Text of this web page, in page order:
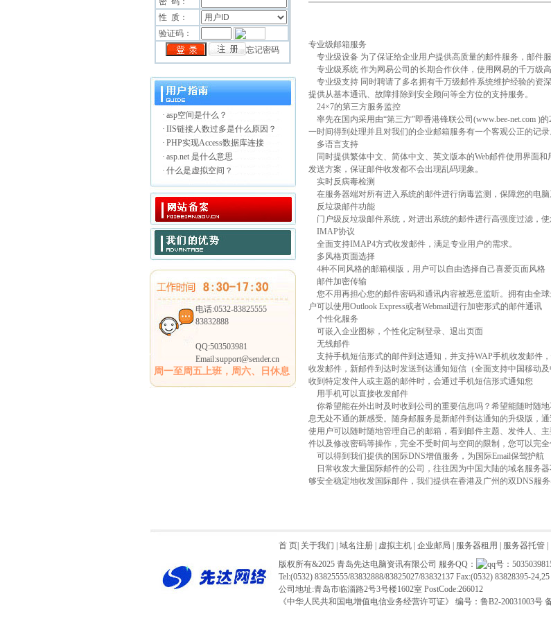
性 质：
验证码：
忘记密码
· asp空间是什么？
· IIS链接人数过多是什么原因？
· PHP实现Access数据库连接
· asp.net 是什么意思
· 什么是虚拟空间？
电话:0532-83825555
83832888
QQ:503503981
Email:support@sender.cn
周一至周五上班，周六、日休息
专业级邮箱服务
专业级设备 为了保证给企业用户提供高质量的邮件服务，邮件
专业级系统 作为网易公司的长期合作伙伴，使用网易的千万级高
专业级支持 同时聘请了多名拥有千万级邮件系统维护经验的资
提供从基本通讯、故障排除到安全顾问等全方位的支持服务。
24×7的第三方服务监控
率先在国内采用由“第三方”即香港锋联公司(www.bee-net.com )
一时间得到处理并且对我们的企业邮箱服务有一个客观公正的记录
多语言支持
同时提供繁体中文、简体中文、英文版本的Web邮件使用界面
发送方案，保证邮件收发都不会出现乱码现象。
实时反病毒检测
在服务器端对所有进入系统的邮件进行病毒监测，保障您的电脑
反垃圾邮件功能
门户级反垃圾邮件系统，对进出系统的邮件进行高强度过滤，使
IMAP协议
全面支持IMAP4方式收发邮件，满足专业用户的需求。
多风格页面选择
4种不同风格的邮箱模版，用户可以自由选择自己喜爱页面风格
邮件加密传输
您不用再担心您的邮件密码和通讯内容被恶意监听。拥有由全
户可以使用Outlook Express或者Webmail进行加密形式的邮件通讯
个性化服务
可嵌入企业图标，个性化定制登录、退出页面
无线邮件
支持手机短信形式的邮件到达通知，并支持WAP手机收发邮件
收发邮件，新邮件到达时发送到达通知短信（全面支持中国移动
收到特定发件人或主题的邮件时，会通过手机短信形式通知您
用手机可以直接收发邮件
你希望能在外出时及时收到公司的重要信息吗？希望能随时随
息无处不通的新感受。随身邮服务是新邮件到达通知的升级版，
使用户可以随时随地管理自己的邮箱，看到邮件主题、发件人、
件以及修改密码等操作，完全不受时间与空间的限制，您可以完
可以得到我们提供的国际DNS增值服务，为国际Email保驾护航
日常收发大量国际邮件的公司，往往因为中国大陆的域名服务
够安全稳定地收发国际邮件，我们提供在香港及广州的双DNS服
首 页 关于我们 | 域名注册 虚拟主机 企业邮局 服务器租用 服务器托管
版权所有&2025 青岛先达电脑资讯有限公司 服务QQ：
Tel:(0532) 83825555/83832888/83825027/83832137 Fax:(0532) 83828395-24,25
公司地址:青岛市临淄路2号3号楼1602室 PostCode:266012
《中华人民共和国电增值电信业务经营许可证》 编号： 鲁B2-20031003号